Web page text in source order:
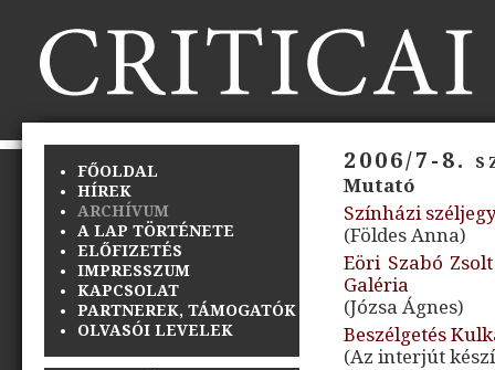
FŐOLDAL
HÍREK
ARCHÍVUM
A LAP TÖRTÉNETE
ELŐFIZETÉS
IMPRESSZUM
KAPCSOLAT
PARTNEREK, TÁMOGATÓK
OLVASÓI LEVELEK
2006/7-8.
Mutató
Színházi
(Földes Anna)
Eöri Szabó
Galéria
(Józsa Ágnes)
Beszélgetés
(Az interjút